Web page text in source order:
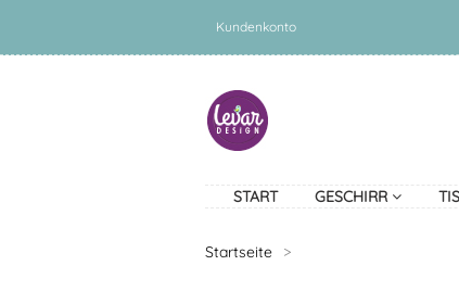
Kundenkonto
START GESCHIRR
Startseite >